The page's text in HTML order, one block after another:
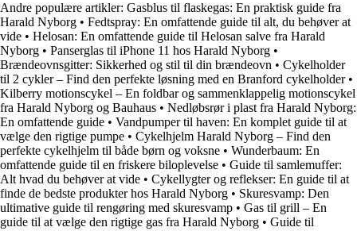
Andre populære artikler: Gasblus til flaskegas: En praktisk guide fra
Harald Nyborg • Fedtspray: En omfattende guide til alt, du behøver at
vide • Helosan: En omfattende guide til Helosan salve fra Harald
Nyborg • Panserglas til iPhone 11 hos Harald Nyborg •
Brændeovnsgitter: Sikkerhed og stil til din brændeovn • Cykelholder
til 2 cykler – Find den perfekte løsning med en Branford cykelholder•
Kilberry motionscykel – En foldbar og sammenklappelig motionscykel
fra Harald Nyborg og Bauhaus • Nedløbsrør i plast fra Harald Nyborg:
En omfattende guide • Vandpumper til haven: En komplet guide til at
vælge den rigtige pumpe • Cykelhjelm Harald Nyborg – Find den
perfekte cykelhjelm til både børn og voksne • Wunderbaum: En
omfattende guide til en friskere biloplevelse • Guide til samlemuffer:
Alt hvad du behøver at vide • Cykellygter og reflekser: En guide til at
finde de bedste produkter hos Harald Nyborg • Skuresvamp: Den
ultimative guide til rengøring med skuresvamp • Gas til grill – En
guide til at vælge den rigtige gas fra Harald Nyborg • Guide til